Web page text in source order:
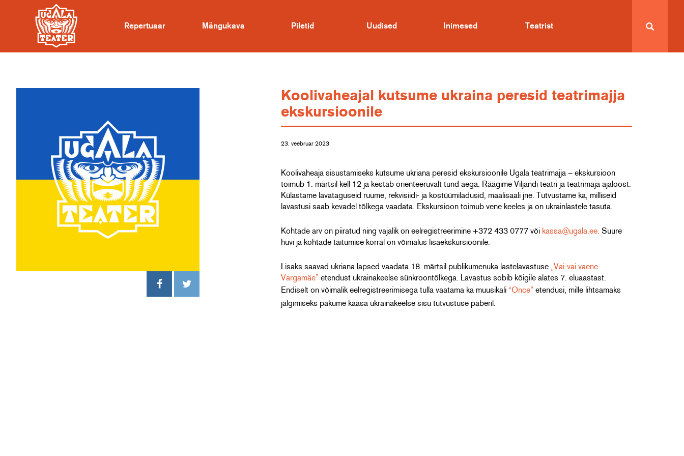
Repertuaar Mängukava Piletid Uudised Inimesed Teatrist
Koolivaheajal kutsume ukraina peresid teatrimajja
ekskursioonile
23. veebruar 2023
Koolivaheaja sisustamiseks kutsume ukriana peresid ekskursioonile Ugala teatrimajja – ekskursioon
toimub 1. märtsil kell 12 ja kestab orienteeruvalt tund aega. Räägime Viljandi teatri ja teatrimaja ajaloost.
Külastame lavataguseid ruume, rekvisiidi- ja kostüümiladusid, maalisaali jne. Tutvustame ka, milliseid
lavastusi saab kevadel tõlkega vaadata. Ekskursioon toimub vene keeles ja on ukrainlastele tasuta.
Kohtade arv on piiratud ning vajalik on eelregistreerimine +372 433 0777 või kassa@ugala.ee. Suure
huvi ja kohtade täitumise korral on võimalus lisaekskursioonile.
Lisaks saavad ukriana lapsed vaadata 18. märtsil publikumenuka lastelavastuse
„Vai-vai vaene
Vargamäe” etendust ukrainakeelse sünkroontõlkega. Lavastus sobib kõigile alates 7. eluaastast.
Endiselt on võimalik eelregistreerimisega tulla vaatama ka muusikali “Once” etendusi, mille lihtsamaks
jälgimiseks pakume kaasa ukrainakeelse sisu tutvustuse paberil.